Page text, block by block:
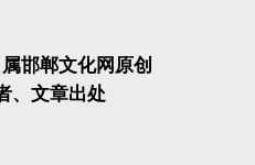
邯郸文化网原创
、文章出处